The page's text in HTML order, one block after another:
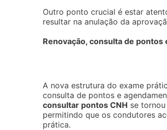
Outro ponto crucial é estar
resultar na anulação da
Renovação, consulta de
A nova estrutura do exame
consulta de pontos e
consultar pontos CNH se
permitindo que os condutores
prática.